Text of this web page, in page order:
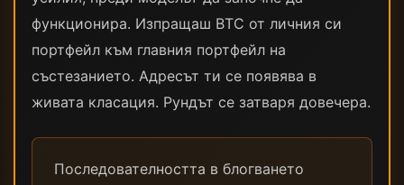
функционира. Изпращаш BTC от личния си
портфейл към главния портфейл на
състезанието. Адресът ти се появява в
живата класация. Рундът се затваря довечера.
Последователността в блогването